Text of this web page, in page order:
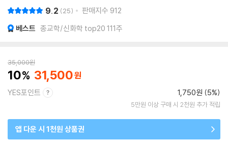
9.2 25 판매지수 912
베스트 종교학/신화학 top20 111주
35,000원
10 31,500
YES포인트 1,750원 (5%)
5만원 이상 구매 시 2천원 추가 적립
앱 다운 시 1천원 상품권